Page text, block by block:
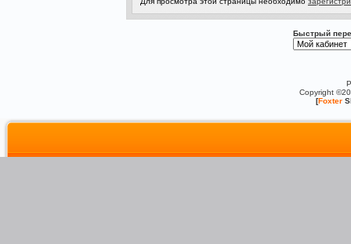
Быстрый
Copyright
[Foxter